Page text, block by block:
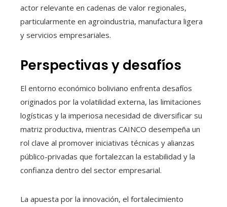
actor relevante en cadenas de valor regionales,
particularmente en agroindustria, manufactura ligera
y servicios empresariales.
Perspectivas y desafíos
El entorno económico boliviano enfrenta desafíos
originados por la volatilidad externa, las limitaciones
logísticas y la imperiosa necesidad de diversificar su
matriz productiva, mientras CAINCO desempeña un
rol clave al promover iniciativas técnicas y alianzas
público-privadas que fortalezcan la estabilidad y la
confianza dentro del sector empresarial.
La apuesta por la innovación, el fortalecimiento